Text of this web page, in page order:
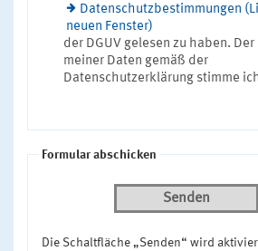
Datenschutzbestimmungen
neuen Fenster)
der DGUV gelesen zu haben.
meiner Daten gemäß der
Datenschutzerklärung stimme
Formular abschicken
Senden
Die Schaltfläche „Senden“ wird